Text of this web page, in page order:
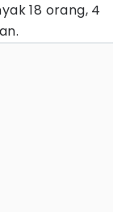
18 orang, 4